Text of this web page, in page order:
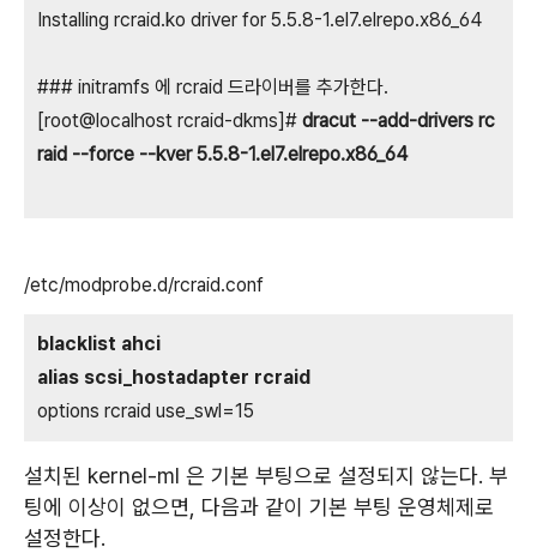
Installing rcraid.ko driver for 5.5.8-1.el7.elrepo.x86_64
### initramfs 에 rcraid 드라이버를 추가한다.
[root@localhost rcraid-dkms]# dracut --add-drivers rc
raid --force --kver 5.5.8-1.el7.elrepo.x86_64
/etc/modprobe.d/rcraid.conf
blacklist ahci
alias scsi_hostadapter rcraid
options rcraid use_swl=15
설치된 kernel-ml 은 기본 부팅으로 설정되지 않는다. 부
팅에 이상이 없으면, 다음과 같이 기본 부팅 운영체제로
설정한다.